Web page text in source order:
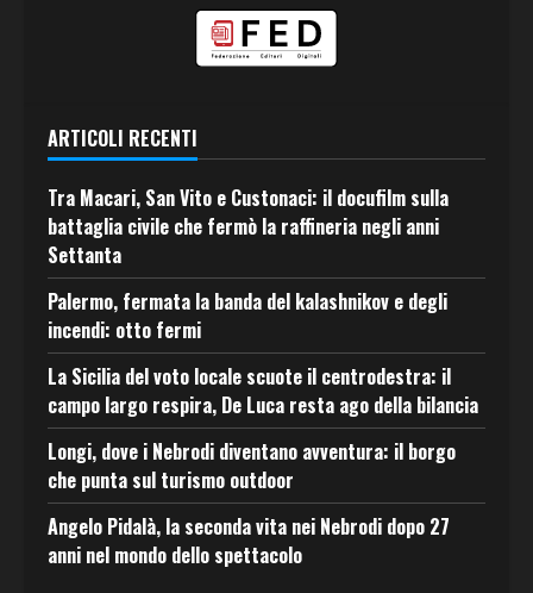
ARTICOLI RECENTI
Tra Macari, San Vito e Custonaci: il docufilm sulla
battaglia civile che fermò la raffineria negli anni
Settanta
Palermo, fermata la banda del kalashnikov e degli
incendi: otto fermi
La Sicilia del voto locale scuote il centrodestra: il
campo largo respira, De Luca resta ago della bilancia
Longi, dove i Nebrodi diventano avventura: il borgo
che punta sul turismo outdoor
Angelo Pidalà, la seconda vita nei Nebrodi dopo 27
anni nel mondo dello spettacolo